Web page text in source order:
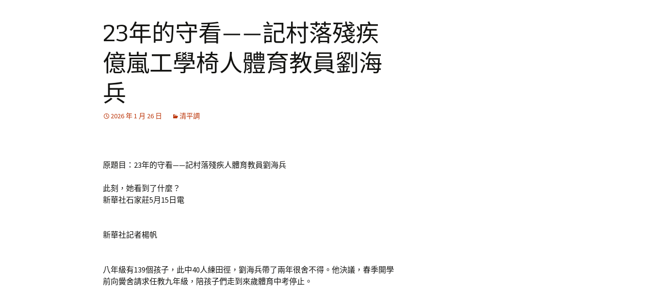
23年的守看——記村落殘疾
億嵐工學椅人體育教員劉海
兵
2026 年 1 月 26 日 清平調
原題目：23年的守看——記村落殘疾人體育教員劉海兵
此刻，她看到了什麼？
新華社石家莊5月15日電
新華社記者楊帆
八年級有139個孩子，此中40人練田徑，劉海兵帶了兩年很舍不得。他決議，春季開學
前向黌舍請求任教九年級，陪孩子們走到來歲體育中考停止。